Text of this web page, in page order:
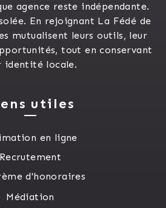
agence reste indépendante.
En rejoignant La Fédé de
mutualisent leurs outils, leur
tout en conservant
identité locale.
utiles
en ligne
Recrutement
d'honoraires
Médiation